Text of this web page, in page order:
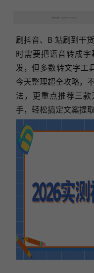
发布日期：2026-01-29 11:44
刷抖音、B 站刷到干
时需要把语音转成
发，但多数转文字工
今天整理超全攻略，
法，更重点推荐三
手，轻松搞定文案提取